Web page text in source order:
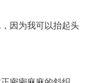
因为我可以抬起头